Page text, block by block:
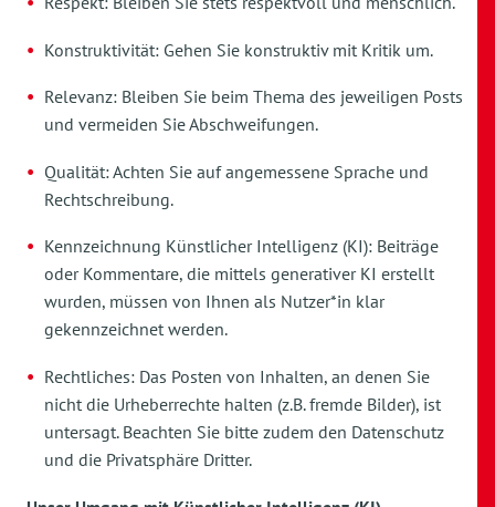
Konstruktivität: Gehen Sie konstruktiv mit Kritik um.
Relevanz: Bleiben Sie beim Thema des jeweiligen Posts
und vermeiden Sie Abschweifungen.
Qualität: Achten Sie auf angemessene Sprache und
Rechtschreibung.
Kennzeichnung Künstlicher Intelligenz (KI): Beiträge
oder Kommentare, die mittels generativer KI erstellt
wurden, müssen von Ihnen als Nutzer*in klar
gekennzeichnet werden.
Rechtliches: Das Posten von Inhalten, an denen Sie
nicht die Urheberrechte halten (z.B. fremde Bilder), ist
untersagt. Beachten Sie bitte zudem den Datenschutz
und die Privatsphäre Dritter.